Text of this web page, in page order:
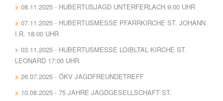
08.11.2025 - HUBERTUSJAGD UNTERFERLACH 9:00 UHR
07.11.2025 - HUBERTUSMESSE PFARRKIRCHE ST. JOHANN
I.R. 18:00 UHR
03.11.2025 - HUBERTUSMESSE LOIBLTAL KIRCHE ST.
LEONARD 17:00 UHR
26.07.2025 - ÖKV JAGDFREUNDETREFF
10.08.2025 - 75 JAHRE JAGDGESELLSCHAFT ST.